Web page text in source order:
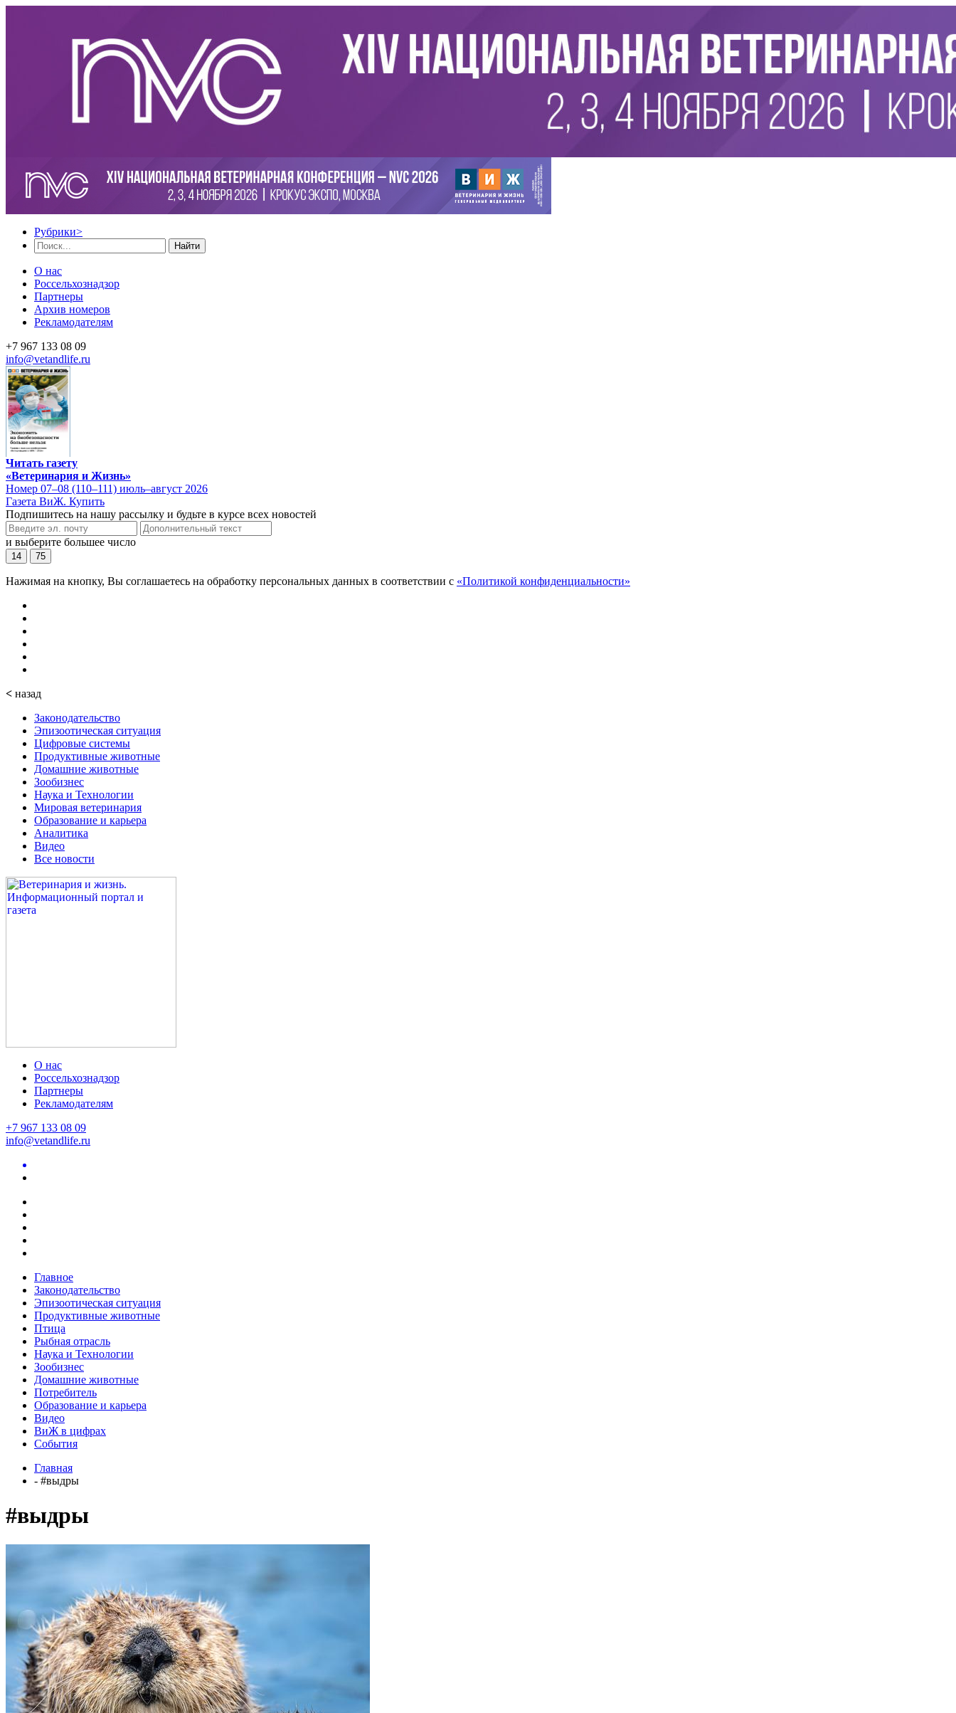
Рубрики>
Найти
О нас
Россельхознадзор
Партнеры
Архив номеров
Рекламодателям
+7 967 133 08 09
info@vetandlife.ru
Читать газету
«Ветеринария и Жизнь»
Номер 07–08 (110–111) июль–август 2026
Газета ВиЖ. Купить
Подпишитесь на нашу рассылку и будьте в курсе всех новостей
и выберите большее число
14 75
Нажимая на кнопку, Вы соглашаетесь на обработку персональных данных в соответствии с «Политикой конфиденциальности»
< назад
Законодательство
Эпизоотическая ситуация
Цифровые системы
Продуктивные животные
Домашние животные
Зообизнес
Наука и Технологии
Мировая ветеринария
Образование и карьера
Аналитика
Видео
Все новости
О нас
Россельхознадзор
Партнеры
Рекламодателям
+7 967 133 08 09
info@vetandlife.ru
Главное
Законодательство
Эпизоотическая ситуация
Продуктивные животные
Птица
Рыбная отрасль
Наука и Технологии
Зообизнес
Домашние животные
Потребитель
Образование и карьера
Видео
ВиЖ в цифрах
События
Главная
- #выдры
#выдры